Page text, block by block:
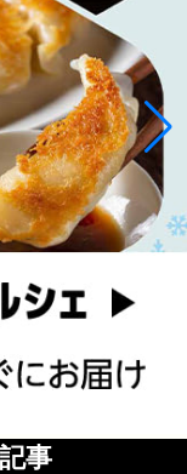
事